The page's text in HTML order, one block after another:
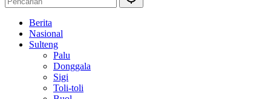
Berita
Nasional
Sulteng
Palu
Donggala
Sigi
Toli-toli